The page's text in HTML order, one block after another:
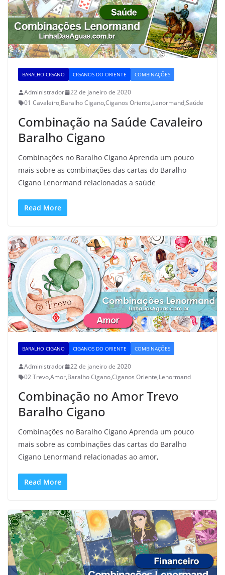
BARALHO CIGANO CIGANOS DO ORIENTE COMBINAÇÕES
Administrador
22 de janeiro de 2020
01 Cavaleiro,Baralho Cigano,Ciganos Oriente,Lenormand,Saúde
Combinação na Saúde Cavaleiro
Baralho Cigano
Combinações no Baralho Cigano Aprenda um pouco
mais sobre as combinações das cartas do Baralho
Cigano Lenormand relacionadas a saúde
Read More
BARALHO CIGANO CIGANOS DO ORIENTE COMBINAÇÕES
Administrador
22 de janeiro de 2020
02 Trevo,Amor,Baralho Cigano,Ciganos Oriente,Lenormand
Combinação no Amor Trevo
Baralho Cigano
Combinações no Baralho Cigano Aprenda um pouco
mais sobre as combinações das cartas do Baralho
Cigano Lenormand relacionadas ao amor,
Read More